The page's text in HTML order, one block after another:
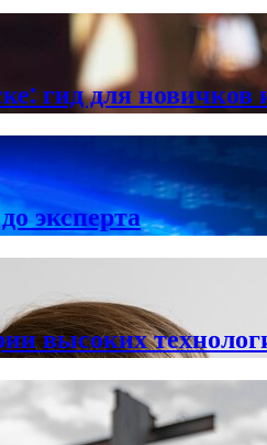
гид для новичков
эксперта
высоких